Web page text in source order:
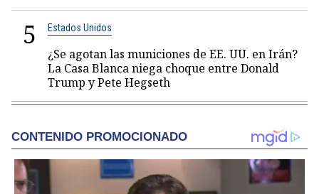
5 Estados Unidos
¿Se agotan las municiones de EE. UU. en Irán?
La Casa Blanca niega choque entre Donald
Trump y Pete Hegseth